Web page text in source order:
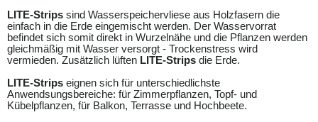
LITE-Strips sind Wasserspeichervliese aus Holzfasern die
einfach in die Erde eingemischt werden. Der Wasservorrat
befindet sich somit direkt in Wurzelnähe und die Pflanzen werden
gleichmäßig mit Wasser versorgt - Trockenstress wird
vermieden. Zusätzlich lüften LITE-Strips die Erde.
LITE-Strips eignen sich für unterschiedlichste
Anwendsungsbereiche: für Zimmerpflanzen, Topf- und
Kübelpflanzen, für Balkon, Terrasse und Hochbeete.